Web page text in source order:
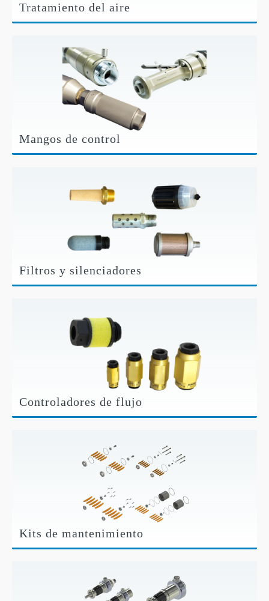
Tratamiento del aire
Mangos de control
Filtros y silenciadores
Controladores de flujo
Kits de mantenimiento